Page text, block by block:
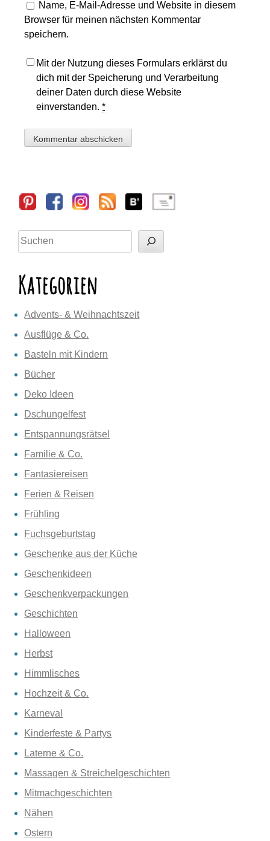
Name, E-Mail-Adresse und Website in diesem
Browser für meinen nächsten Kommentar
speichern.
Mit der Nutzung dieses Formulars erklärst du
dich mit der Speicherung und Verarbeitung
deiner Daten durch diese Website
einverstanden.*
Sidebar
Suchen
Kategorien
Advents- & Weihnachtszeit
Ausflüge & Co.
Basteln mit Kindern
Bücher
Deko Ideen
Dschungelfest
Entspannungsrätsel
Familie & Co.
Fantasiereisen
Ferien & Reisen
Frühling
Fuchsgeburtstag
Geschenke aus der Küche
Geschenkideen
Geschenkverpackungen
Geschichten
Halloween
Herbst
Himmlisches
Hochzeit & Co.
Karneval
Kinderfeste & Partys
Laterne & Co.
Massagen & Streichelgeschichten
Mitmachgeschichten
Nähen
Ostern